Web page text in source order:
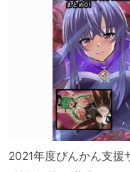
2021年度びんかん支援